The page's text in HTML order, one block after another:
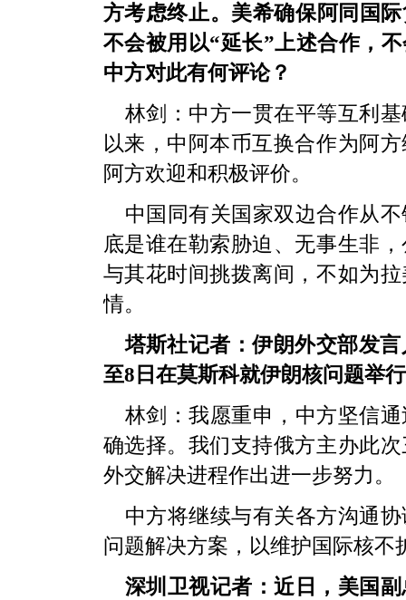
方考虑终止。美希确保阿同国
不会被用以“延长”上述合作，
中方对此有何评论？
林剑：中方一贯在平等互利
以来，中阿本币互换合作为阿
阿方欢迎和积极评价。
中国同有关国家双边合作从
底是谁在勒索胁迫、无事生非
与其花时间挑拨离间，不如为
情。
塔斯社记者：伊朗外交部发
至8日在莫斯科就伊朗核问题举
林剑：我愿重申，中方坚信
确选择。我们支持俄方主办此
外交解决进程作出进一步努力。
中方将继续与有关各方沟通
问题解决方案，以维护国际核
深圳卫视记者：近日，美国